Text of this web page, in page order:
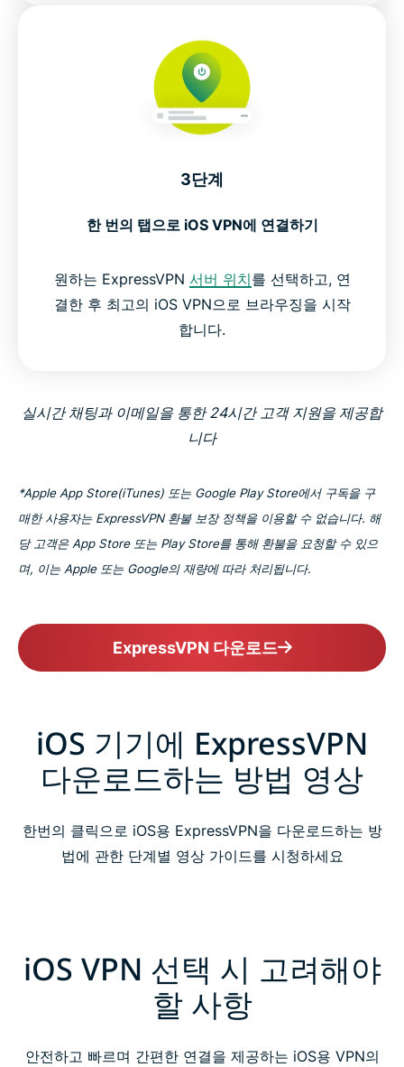
3단계
한 번의 탭으로 iOS VPN에 연결하기
원하는 ExpressVPN 서버 위치를 선택하고, 연
결한 후 최고의 iOS VPN으로 브라우징을 시작
합니다.
실시간 채팅과 이메일을 통한 24시간 고객 지원을 제공합
니다
*Apple App Store(iTunes) 또는 Google Play Store에서 구독을 구
매한 사용자는 ExpressVPN 환불 보장 정책을 이용할 수 없습니다. 해
당 고객은 App Store 또는 Play Store를 통해 환불을 요청할 수 있으
며, 이는 Apple 또는 Google의 재량에 따라 처리됩니다.
ExpressVPN 다운로드
iOS 기기에 ExpressVPN
다운로드하는 방법 영상
한번의 클릭으로 iOS용 ExpressVPN을 다운로드하는 방
법에 관한 단계별 영상 가이드를 시청하세요
iOS VPN 선택 시 고려해야
할 사항
안전하고 빠르며 간편한 연결을 제공하는 iOS용 VPN의